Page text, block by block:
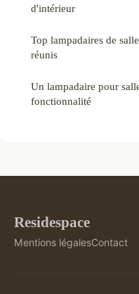
d'intérieur
Top lampadaires de
réunis
Un lampadaire pour
fonctionnalité
Residespace
Mentions légalesContact